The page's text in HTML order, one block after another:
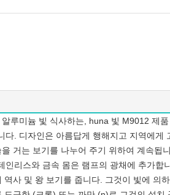
루미늄 빛 식사하는, huna 빛 M9012 제
. 디자인은 아름답게 행해지고 지역에게
거는 보기를 나누어 주기 위하여 계속됩
리스와 금속 몸은 램프의 광채에 추가
사 및 왕 보기를 줍니다. 그것이 빛에 의